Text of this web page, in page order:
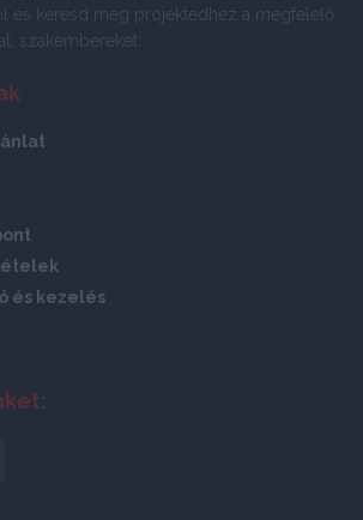
és keresd meg projektedhez a megfelelő
szakembereket.
és kezelés